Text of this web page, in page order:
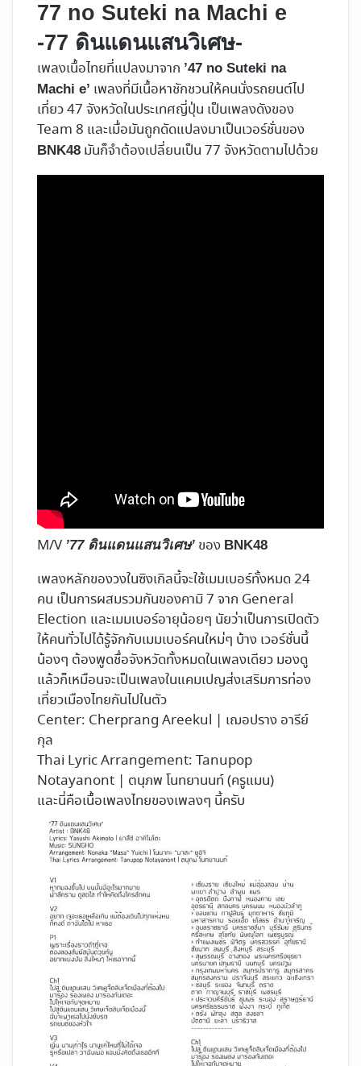
77 no Suteki na Machi e
-77 ดินแดนแสนวิเศษ-
เพลงเนื้อไทยที่แปลงมาจาก ’47 no Suteki na
Machi e’ เพลงที่มีเนื้อหาชักชวนให้คนนั่งรถยนต์ไป
เที่ยว 47 จังหวัดในประเทศญี่ปุ่น เป็นเพลงดังของ
Team 8 และเมื่อมันถูกดัดแปลงมาเป็นเวอร์ชั่นของ
BNK48 มันก็จำต้องเปลี่ยนเป็น 77 จังหวัดตามไปด้วย
M/V ’77 ดินแดนแสนวิเศษ’ ของ BNK48
เพลงหลักของวงในซิงเกิลนี้จะใช้เมมเบอร์ทั้งหมด 24
คน เป็นการผสมรวมกันของคามิ 7 จาก General
Election และเมมเบอร์อายุน้อยๆ นัยว่าเป็นการเปิดตัว
ให้คนทั่วไปได้รู้จักกับเมมเบอร์คนใหม่ๆ บ้าง เวอร์ชั่นนี้
น้องๆ ต้องพูดชื่อจังหวัดทั้งหมดในเพลงเดียว มองดู
แล้วก็เหมือนจะเป็นเพลงในแคมเปญส่งเสริมการท่อง
เที่ยวเมืองไทยกันไปในตัว
Center: Cherprang Areekul | เฌอปราง อารีย์
กุล
Thai Lyric Arrangement: Tanupop
Notayanont | ตนุภพ โนทยานนท์ (ครูแมน)
และนี่คือเนื้อเพลงไทยของเพลงๆ นี้ครับ